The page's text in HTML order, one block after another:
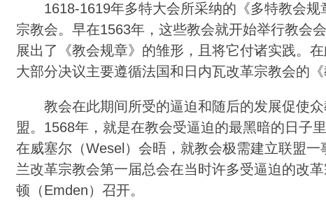
1618-1619年多特大会所采纳的《多特教会
宗教会。早在1563年，这些教会就开始举行教会
展出了《教会规章》的雏形，且将它付诸实践。
大部分决议主要遵循法国和日内瓦改革宗教会的《
教会在此期间所受的逼迫和随后的发展促使
盟。1568年，就是在教会受逼迫的最黑暗的日子
在威塞尔（Wesel）会晤，就教会极需建立联盟
兰改革宗教会第一届总会在当时许多受逼迫的改
顿（Emden）召开。